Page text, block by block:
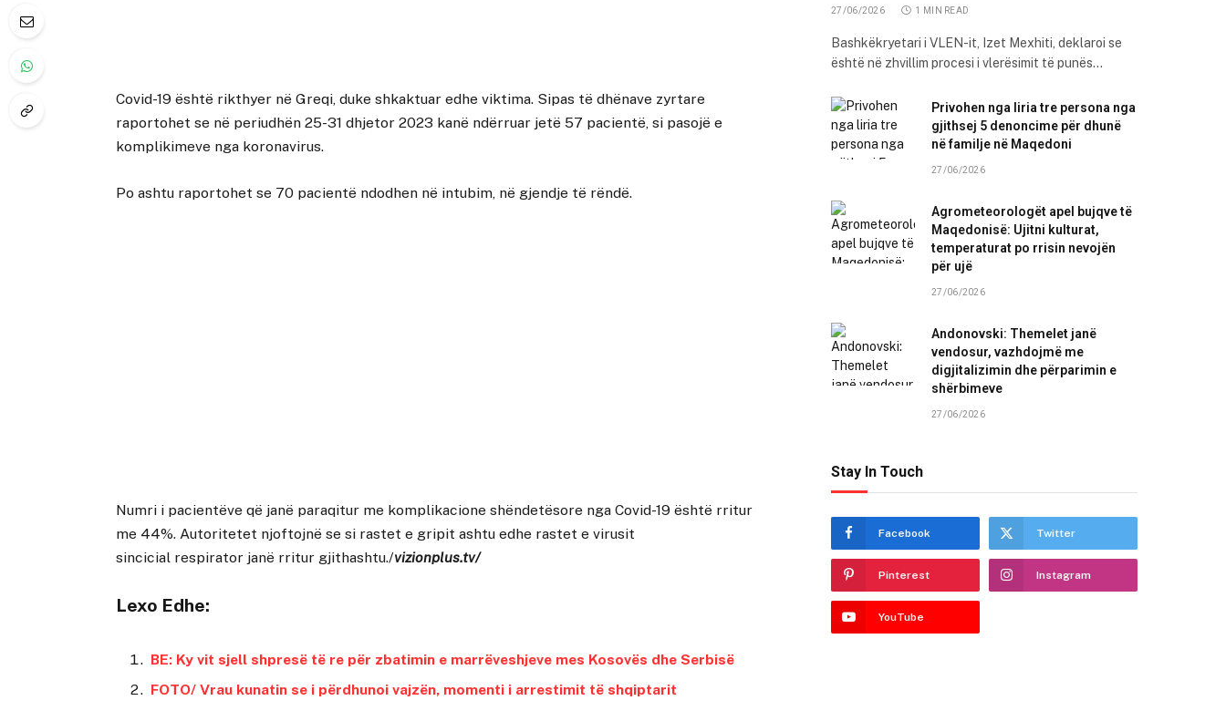
Covid-19 është rikthyer në Greqi, duke shkaktuar edhe viktima. Sipas të dhënave zyrtare
raportohet se në periudhën 25-31 dhjetor 2023 kanë ndërruar jetë 57 pacientë, si pasojë e
komplikimeve nga koronavirus.
Po ashtu raportohet se 70 pacientë ndodhen në intubim, në gjendje të rëndë.
Numri i pacientëve që janë paraqitur me komplikacione shëndetësore nga Covid-19 është rritur
me 44%. Autoritetet njoftojnë se si rastet e gripit ashtu edhe rastet e virusit
sincicial respirator janë rritur gjithashtu./vizionplus.tv/
Lexo Edhe:
BE: Ky vit sjell shpresë të re për zbatimin e marrëveshjeve mes Kosovës dhe Serbisë
FOTO/ Vrau kunatin se i përdhunoi vajzën, momenti i arrestimit të shqiptarit
27/06/2026 1 MIN READ
Bashkëkryetari i VLEN-it, Izet Mexhiti, deklaroi se
është në zhvillim procesi i vlerësimit të punës…
Privohen nga liria tre persona nga
gjithsej 5 denoncime për dhunë
në familje në Maqedoni
27/06/2026
Agrometeorologët apel bujqve të
Maqedonisë: Ujitni kulturat,
temperaturat po rrisin nevojën
për ujë
27/06/2026
Andonovski: Themelet janë
vendosur, vazhdojmë me
digjitalizimin dhe përparimin e
shërbimeve
27/06/2026
Stay In Touch
Facebook Twitter
Pinterest Instagram
YouTube